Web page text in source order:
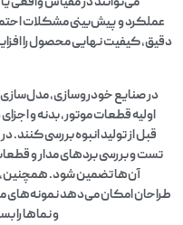
عملکرد و پیش‌بینی مشکلات
دقیق، کیفیت نهایی محصول را
در صنایع خودروسازی،
اولیه قطعات موتور، بدنه و
قبل از تولید انبوه بررسی کنند.
تست و بررسی بردهای مدار و
آن‌ها تضمین شود. همچنین،
طراحان امکان می‌دهد
و نماها را